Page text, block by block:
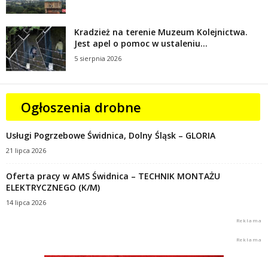
Kradzież na terenie Muzeum Kolejnictwa.
Jest apel o pomoc w ustaleniu...
5 sierpnia 2026
Ogłoszenia drobne
Usługi Pogrzebowe Świdnica, Dolny Śląsk – GLORIA
21 lipca 2026
Oferta pracy w AMS Świdnica – TECHNIK MONTAŻU
ELEKTRYCZNEGO (K/M)
14 lipca 2026